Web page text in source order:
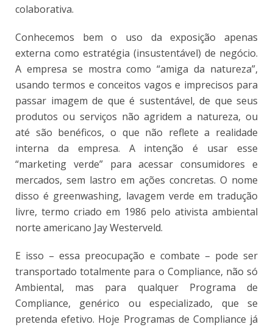
colaborativa.
Conhecemos bem o uso da exposição apenas
externa como estratégia (insustentável) de negócio.
A empresa se mostra como “amiga da natureza”,
usando termos e conceitos vagos e imprecisos para
passar imagem de que é sustentável, de que seus
produtos ou serviços não agridem a natureza, ou
até são benéficos, o que não reflete a realidade
interna da empresa. A intenção é usar esse
“marketing verde” para acessar consumidores e
mercados, sem lastro em ações concretas. O nome
disso é greenwashing, lavagem verde em tradução
livre, termo criado em 1986 pelo ativista ambiental
norte americano Jay Westerveld.
E isso – essa preocupação e combate – pode ser
transportado totalmente para o Compliance, não só
Ambiental, mas para qualquer Programa de
Compliance, genérico ou especializado, que se
pretenda efetivo. Hoje Programas de Compliance já